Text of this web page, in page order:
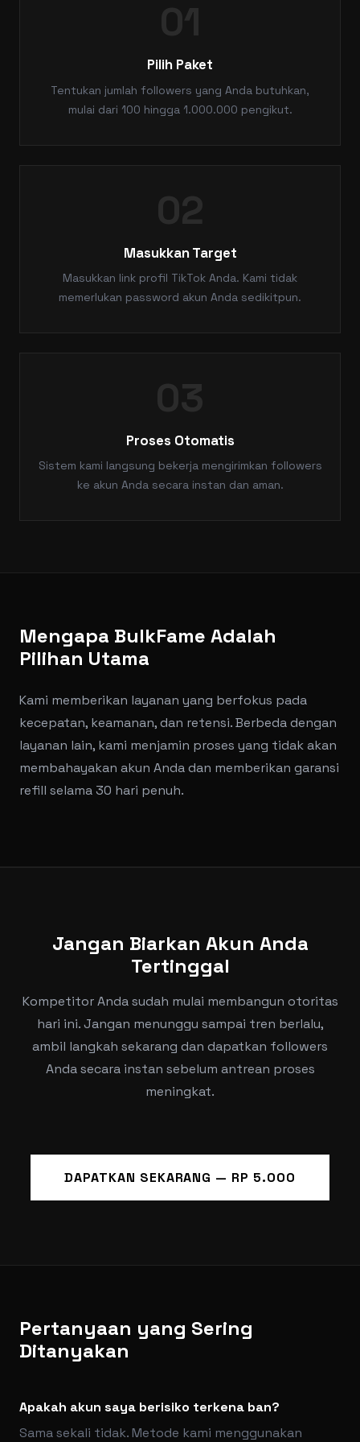
Pilih Paket
Tentukan jumlah followers yang Anda butuhkan,
mulai dari 100 hingga 1.000.000 pengikut.
Masukkan Target
Masukkan link profil TikTok Anda. Kami tidak
memerlukan password akun Anda sedikitpun.
Proses Otomatis
Sistem kami langsung bekerja mengirimkan followers
ke akun Anda secara instan dan aman.
Mengapa BulkFame Adalah
Pilihan Utama
Kami memberikan layanan yang berfokus pada
kecepatan, keamanan, dan retensi. Berbeda dengan
layanan lain, kami menjamin proses yang tidak akan
membahayakan akun Anda dan memberikan garansi
refill selama 30 hari penuh.
Jangan Biarkan Akun Anda
Tertinggal
Kompetitor Anda sudah mulai membangun otoritas
hari ini. Jangan menunggu sampai tren berlalu,
ambil langkah sekarang dan dapatkan followers
Anda secara instan sebelum antrean proses
meningkat.
DAPATKAN SEKARANG — RP 5.000
Pertanyaan yang Sering
Ditanyakan
Apakah akun saya berisiko terkena ban?
Sama sekali tidak. Metode kami menggunakan